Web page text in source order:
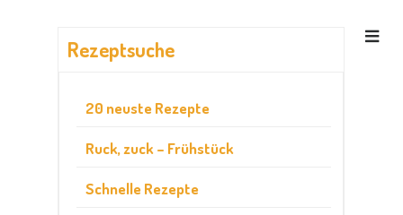
Rezeptsuche
20 neuste Rezepte
Ruck, zuck – Frühstück
Schnelle Rezepte